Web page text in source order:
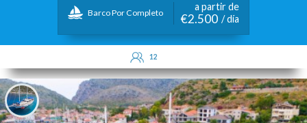
Barco Por Completo
a partir de
€2.500 / día
12